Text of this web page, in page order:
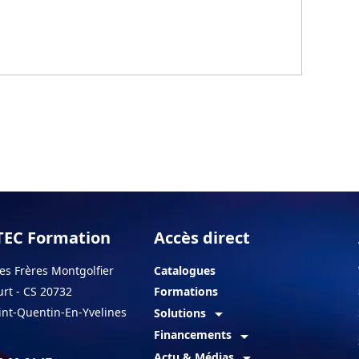
Formation
Frères Montgolfier
- CS 20732
Quentin-En-Yvelines
Accès direct
Catalogues
Formations
Solutions arrow_drop_down
Financements arrow_drop_down